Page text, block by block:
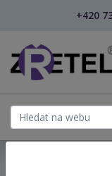
+420